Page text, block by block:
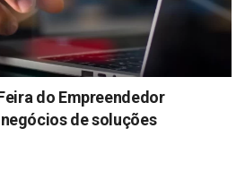
do Empreendedor
de soluções